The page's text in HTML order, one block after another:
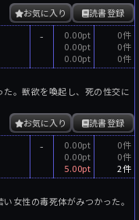
読書登録
お気に入り
-
0.00pt
0.00pt
0.00pt
0件
0件
0件
。獣欲を喚起し、死の性交に
読書登録
お気に入り
-
0.00pt
0.00pt
5.00pt
0件
0件
2件
女性の毒死体がみつかった。